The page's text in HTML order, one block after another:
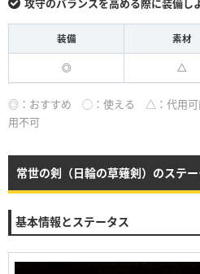
攻守のバランスを高める際に装備し
装備 素材
◎ △
◎：おすすめ ◯：使える △：代用可
用不可
常世の剣（日輪の草薙剣）のステー
基本情報とステータス